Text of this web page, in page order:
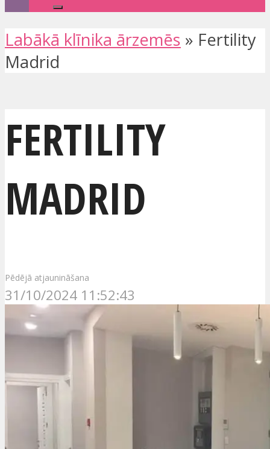
Labākā klīnika ārzemēs » Fertility
Madrid
FERTILITY
MADRID
Pēdējā atjaunināšana
31/10/2024 11:52:43